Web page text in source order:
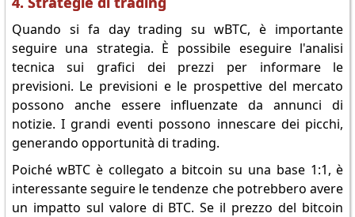
Quando si fa day trading su wBTC, è importante
seguire una strategia. È possibile eseguire l'analisi
tecnica sui grafici dei prezzi per informare le
previsioni. Le previsioni e le prospettive del mercato
possono anche essere influenzate da annunci di
notizie. I grandi eventi possono innescare dei picchi,
generando opportunità di trading.
Poiché wBTC è collegato a bitcoin su una base 1:1, è
interessante seguire le tendenze che potrebbero avere
un impatto sul valore di BTC. Se il prezzo del bitcoin